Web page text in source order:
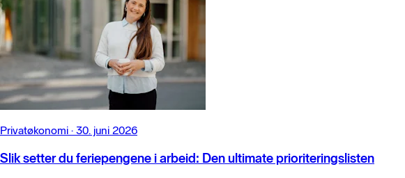
Privatøkonomi · 30. juni 2026
Slik setter du feriepengene i arbeid: Den ultimate prioriteringslisten